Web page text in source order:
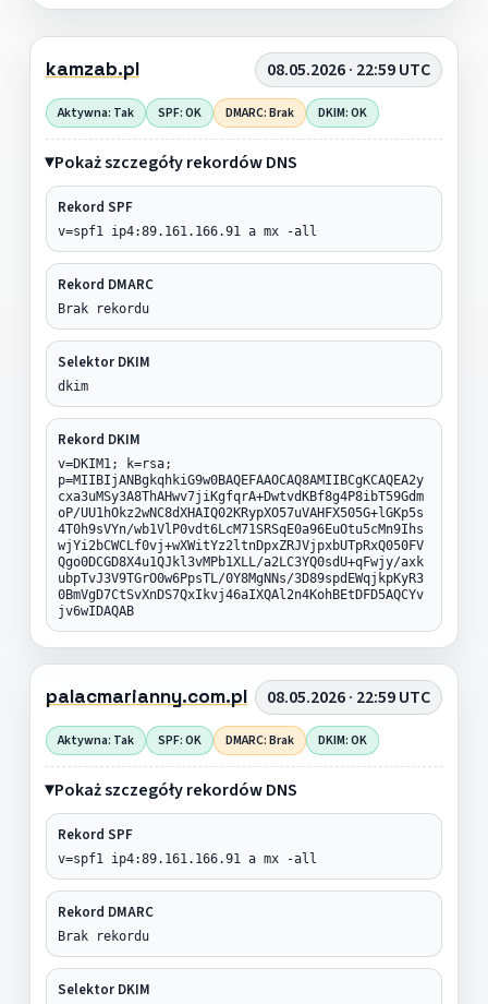
kamzab.pl 08.05.2026 · 22:59 UTC
Aktywna: Tak SPF: OK DMARC: Brak DKIM: OK
Pokaż szczegóły rekordów DNS
Rekord SPF
v=spf1 ip4:89.161.166.91 a mx -all
Rekord DMARC
Brak rekordu
Selektor DKIM
dkim
Rekord DKIM
v=DKIM1; k=rsa;
p=MIIBIjANBgkqhkiG9w0BAQEFAAOCAQ8AMIIBCgKCAQEA2y
cxa3uMSy3A8ThAHwv7jiKgfqrA+DwtvdKBf8g4P8ibT59Gdm
oP/UU1hOkz2wNC8dXHAIQ02KRypXO57uVAHFX505G+lGKp5s
4T0h9sVYn/wb1VlP0vdt6LcM71SRSqE0a96EuOtu5cMn9Ihs
wjYi2bCWCLf0vj+wXWitYz2ltnDpxZRJVjpxbUTpRxQ050FV
Qgo0DCGD8X4u1QJkl3vMPb1XLL/a2LC3YQ0sdU+qFwjy/axk
ubpTvJ3V9TGrO0w6PpsTL/0Y8MgNNs/3D89spdEWqjkpKyR3
0BmVgD7CtSvXnDS7QxIkvj46aIXQAl2n4KohBEtDFD5AQCYv
jv6wIDAQAB
palacmarianny.com.pl 08.05.2026 · 22:59 UTC
Aktywna: Tak SPF: OK DMARC: Brak DKIM: OK
Pokaż szczegóły rekordów DNS
Rekord SPF
v=spf1 ip4:89.161.166.91 a mx -all
Rekord DMARC
Brak rekordu
Selektor DKIM